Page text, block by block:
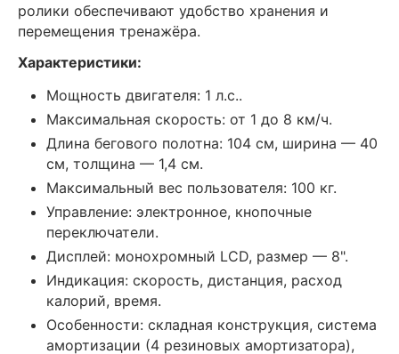
ролики обеспечивают удобство хранения и
перемещения тренажёра.
Характеристики:
Мощность двигателя: 1 л.с..
Максимальная скорость: от 1 до 8 км/ч.
Длина бегового полотна: 104 см, ширина — 40
см, толщина — 1,4 см.
Максимальный вес пользователя: 100 кг.
Управление: электронное, кнопочные
переключатели.
Дисплей: монохромный LCD, размер — 8".
Индикация: скорость, дистанция, расход
калорий, время.
Особенности: складная конструкция, система
амортизации (4 резиновых амортизатора),